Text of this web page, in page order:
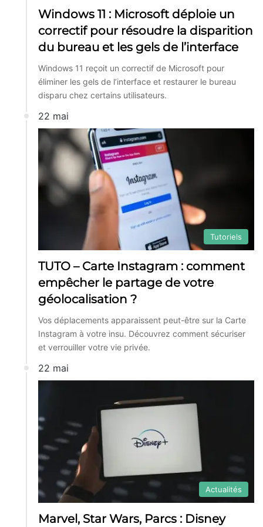
Windows 11 : Microsoft déploie un
correctif pour résoudre la disparition
du bureau et les gels de l’interface
Windows 11 reçoit un correctif de Microsoft pour
éliminer les gels de l’interface et restaurer le bureau
disparu chez certains utilisateurs.
22 mai
Tutoriels
TUTO – Carte Instagram : comment
empêcher le partage de votre
géolocalisation ?
Vos déplacements apparaissent peut-être sur la Carte
Instagram à votre insu. Découvrez comment sécuriser
et verrouiller votre vie privée.
22 mai
Actualités
Marvel, Star Wars, Parcs : Disney